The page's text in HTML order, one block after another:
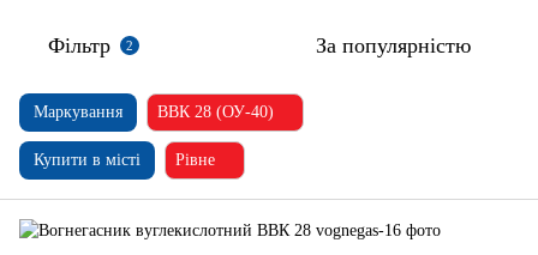
Фільтр 2 За популярністю
Маркування ВВК 28 (ОУ-40)
Купити в місті Рівне